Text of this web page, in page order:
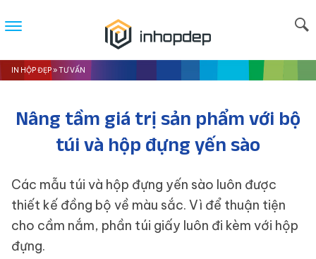
IN HỘP ĐẸP»TƯ VẤN
Nâng tầm giá trị sản phẩm với bộ
túi và hộp đựng yến sào
Các mẫu túi và hộp đựng yến sào luôn được
thiết kế đồng bộ về màu sắc. Vì để thuận tiện
cho cầm nắm, phần túi giấy luôn đi kèm với hộp
đựng.